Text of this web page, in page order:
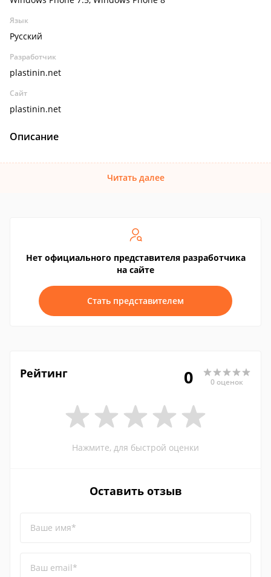
Язык
Русский
Разработчик
plastinin.net
Сайт
plastinin.net
Описание
Читать далее
Нет официального представителя разработчика
на сайте
Стать представителем
Рейтинг 0 0 оценок
Нажмите, для быстрой оценки
Оставить отзыв
Ваше имя*
Ваш email*